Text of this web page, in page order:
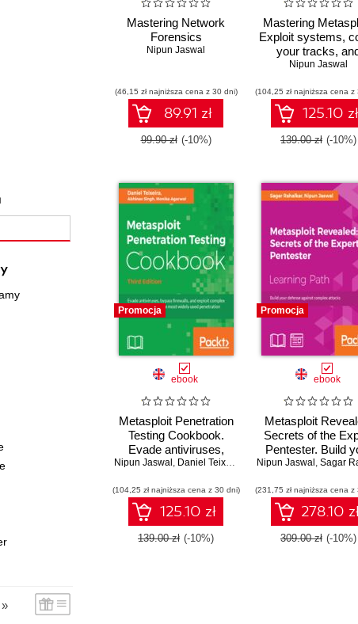
Mastering Network
Forensics
Nipun Jaswal
(46,15 zł najniższa cena z 30 dni)
89.91 zł
99.90 zł (-10%)
Mastering
Exploit systems,
your tracks,
bypass security
Metasploit 5.0
framework -
Edition
Nipun Jaswal
(104,25 zł najniższa cena z
125.10 zł
139.00 zł (-10%)
Promocja
ebook
Metasploit Penetration
Testing Cookbook.
Evade antiviruses,
bypass firewalls, and
environments with the
most widely used
penetration testing
framework - Third
Nipun Jaswal , Daniel Teixeira Abhinav Singh, Monika
(104,25 zł najniższa cena z 30 dni)
125.10 zł
139.00 zł (-10%)
Promocja
ebook
Metasploit
Secrets of the
Pentester. Build
defense
Nipun Jaswal , Sagar
(231,75 zł najniższa cena z
278.10
309.00 zł (-10%)